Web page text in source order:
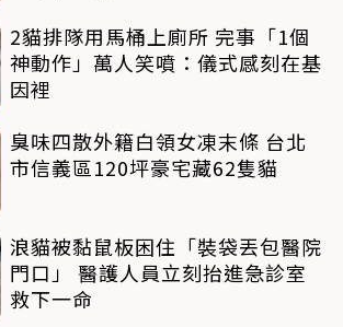
2貓排隊用馬桶上廁所 完事「1個
神動作」萬人笑噴：儀式感刻在基
因裡
臭味四散外籍白領女凍末條 台北
市信義區120坪豪宅藏62隻貓
浪貓被黏鼠板困住「裝袋丟包醫院
門口」 醫護人員立刻抬進急診室
救下一命